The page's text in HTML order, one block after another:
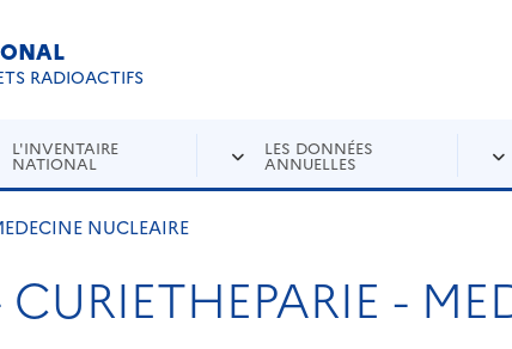
RADIOACTIFS
L'INVENTAIRE
NATIONAL
LES DONNÉES
ANNUELLES
NUCLEAIRE
-